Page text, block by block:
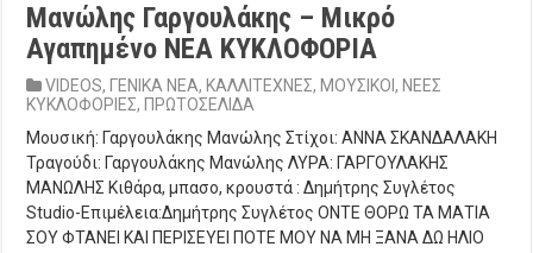
Μανώλης Γαργουλάκης – Μικρό
Αγαπημένο NEΑ ΚΥΚΛΟΦΟΡΙΑ
VIDEOS, ΓΕΝΙΚΑ ΝΕΑ, ΚΑΛΛΙΤΕΧΝΕΣ, ΜΟΥΣΙΚΟΙ, ΝΕΕΣ
ΚΥΚΛΟΦΟΡΙΕΣ, ΠΡΩΤΟΣΕΛΙΔΑ
Μουσική: Γαργουλάκης Μανώλης Στίχοι: ΑΝΝΑ ΣΚΑΝΔΑΛΑΚΗ
Τραγούδι: Γαργουλάκης Μανώλης ΛΥΡΑ: ΓΑΡΓΟΥΛΑΚΗΣ
ΜΑΝΩΛΗΣ Κιθάρα, μπασο, κρουστά : Δημήτρης Συγλέτος
Studio-Επιμέλεια:Δημήτρης Συγλέτος ΟΝΤΕ ΘΟΡΩ ΤΑ ΜΑΤΙΑ
ΣΟΥ ΦΤΑΝΕΙ ΚΑΙ ΠΕΡΙΣΕΥΕΙ ΠΟΤΕ ΜΟΥ ΝΑ ΜΗ ΞΑΝΑ ΔΩ ΗΛΙΟ